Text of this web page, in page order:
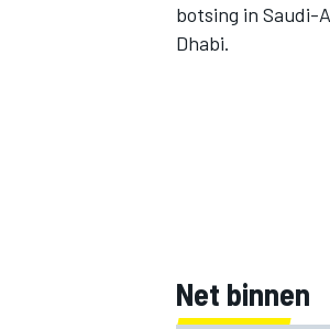
botsing in Saudi-
Dhabi.
Net binnen